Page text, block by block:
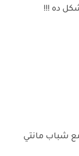
ده !!!
مع شباب مانتي